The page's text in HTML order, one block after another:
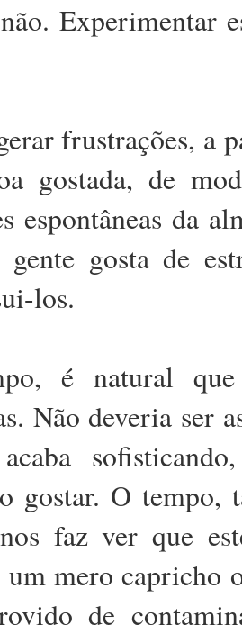
Experimentar
frustrações, a
gostada, de
espontâneas da
gosta de
los.
é natural
Não deveria ser
gostar. O tempo,
faz ver que
um mero
de